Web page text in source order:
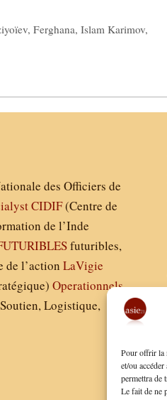
Pour offrir la
et/ou
permettra de
Le fait de ne
,Ferghana,Islam Karimov,
des Officiers de
CIDIF(Centre de
de l’Inde
futuribles,
de l’actionLaVigie
Operationnels
Logistique,